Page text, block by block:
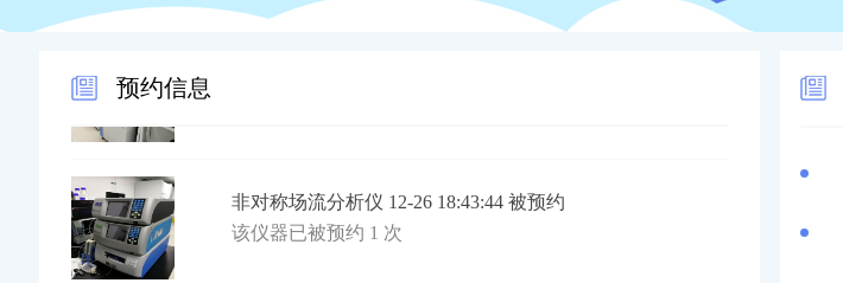
预约信息
同位素比质谱仪 02-26 09:01:41 被预约
该仪器已被预约 1 次